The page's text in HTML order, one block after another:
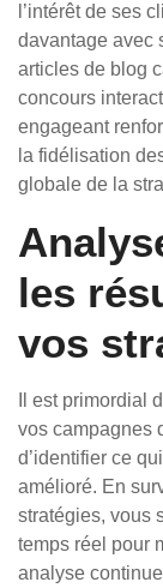
l’intérêt de ses
davantage avec
articles de blog
concours
engageant
la fidélisation
globale de la
les
vos
Il est primordial
vos campagnes
d’identifier ce
amélioré. En
stratégies, vous
temps réel pour
analyse